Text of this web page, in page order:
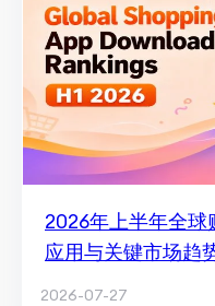
2026年上半年全球
应用与关键市场趋
2026-07-27